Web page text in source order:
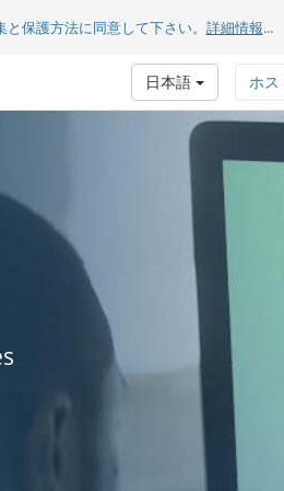
保護方法に同意して下さい。 詳細情報...
ホス
日本語